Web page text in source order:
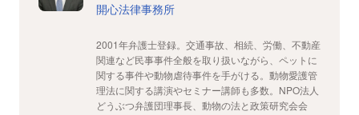
開心法律事務所
2001年弁護士登録。交通事故、相続、労働、不動産
関連など民事事件全般を取り扱いながら、ペットに
関する事件や動物虐待事件を手がける。動物愛護管
理法に関する講演やセミナー講師も多数。NPO法人
どうぶつ弁護団理事長、動物の法と政策研究会会